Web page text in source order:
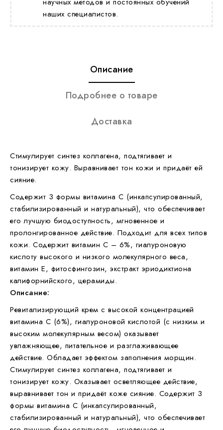
наших специалистов.
Описание
Подробнее о товаре
Доставка
Стимулирует синтез коллагена, подтягивает и
тонизирует кожу. Выравнивает тон кожи и придаёт ей
сияние.
Содержит 3 формы витамина С (инкапсулированный,
стабилизированный и натуральный), что обеспечивает
его лучшую биодоступность, мгновенное и
пролонгированное действие. Подходит для всех типов
кожи. Содержит витамин С – 6%, гиалуроновую
кислоту высокого и низкого молекулярного веса,
витамин Е, фитосфингозин, экстракт эриодиктиона
калифорнийского, церамиды.
Описание:
Ревитализирующий крем с высокой концентрацией
витамина С (6%), гиалуроновой кислотой (c низким и
высоким молекулярным весом) оказывает
увлажняющее, питательное и разглаживающее
действие. Обладает эффектом заполнения морщин.
Стимулирует синтез коллагена, подтягивает и
тонизирует кожу. Оказывает осветляющее действие,
выравнивает тон и придаёт коже сияние. Содержит 3
формы витамина С (инкапсулированный,
стабилизированный и натуральный), что обеспечивает